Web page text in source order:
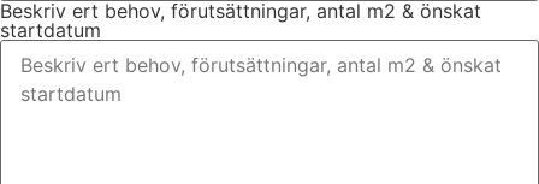
Beskriv ert behov, förutsättningar, antal m2 & önskat
startdatum